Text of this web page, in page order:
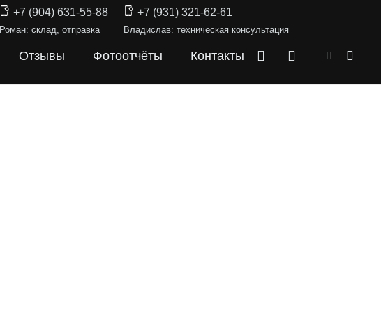
+7 (904) 631-55-88
Роман: склад, отправка
+7 (931) 321-62-61
Владислав: техническая консультация
Отзывы Фотоотчёты Контакты